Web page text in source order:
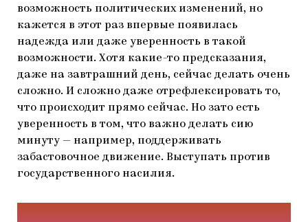
возможность политических изменений, но
кажется в этот раз впервые появилась
надежда или даже уверенность в такой
возможности. Хотя какие-то предсказания,
даже на завтрашний день, сейчас делать очень
сложно. И сложно даже отрефлексировать то,
что происходит прямо сейчас. Но зато есть
уверенность в том, что важно делать сию
минуту — например, поддерживать
забастовочное движение. Выступать против
государственного насилия.